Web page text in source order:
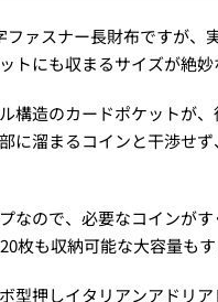
ァスナー長財布ですが、
トにも収まるサイズが絶妙
構造のカードポケットが
に溜まるコインと干渉せ
なので、必要なコインが
枚も収納可能な大容量もす
型押しイタリアンアドリ